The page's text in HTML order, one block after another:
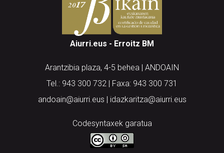
Aiurri.eus - Erroitz BM
Arantzibia plaza, 4-5 behea | ANDOAIN
Tel.: 943 300 732 | Faxa: 943 300 731
andoain@aiurri.eus | idazkaritza@aiurri.eus
Codesyntaxek garatua